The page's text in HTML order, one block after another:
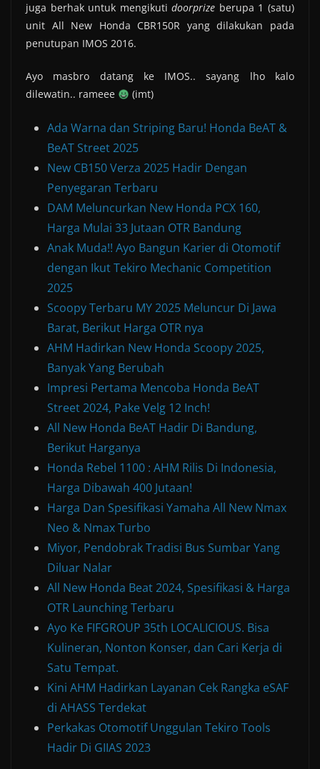
juga berhak untuk mengikutidoorprize berupa 1 (satu)
unit All New Honda CBR150R yang dilakukan pada
penutupan IMOS 2016.
Ayo masbro datang ke IMOS.. sayang lho kalo
dilewatin.. rameee
(imt)
Ada Warna dan Striping Baru! Honda BeAT &
BeAT Street 2025
New CB150 Verza 2025 Hadir Dengan
Penyegaran Terbaru
DAM Meluncurkan New Honda PCX 160,
Harga Mulai 33 Jutaan OTR Bandung
Anak Muda!! Ayo Bangun Karier di Otomotif
dengan Ikut Tekiro Mechanic Competition
2025
Scoopy Terbaru MY 2025 Meluncur Di Jawa
Barat, Berikut Harga OTR nya
AHM Hadirkan New Honda Scoopy 2025,
Banyak Yang Berubah
Impresi Pertama Mencoba Honda BeAT
Street 2024, Pake Velg 12 Inch!
All New Honda BeAT Hadir Di Bandung,
Berikut Harganya
Honda Rebel 1100 : AHM Rilis Di Indonesia,
Harga Dibawah 400 Jutaan!
Harga Dan Spesifikasi Yamaha All New Nmax
Neo & Nmax Turbo
Miyor, Pendobrak Tradisi Bus Sumbar Yang
Diluar Nalar
All New Honda Beat 2024, Spesifikasi & Harga
OTR Launching Terbaru
Ayo Ke FIFGROUP 35th LOCALICIOUS. Bisa
Kulineran, Nonton Konser, dan Cari Kerja di
Satu Tempat.
Kini AHM Hadirkan Layanan Cek Rangka eSAF
di AHASS Terdekat
Perkakas Otomotif Unggulan Tekiro Tools
Hadir Di GIIAS 2023